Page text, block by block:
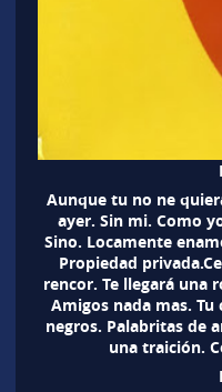
Aunque tu no ne
ayer. Sin mi. Como
Sino. Locamente
Propiedad
rencor. Te llegará una
Amigos nada mas.
negros. Palabritas de
una traición.